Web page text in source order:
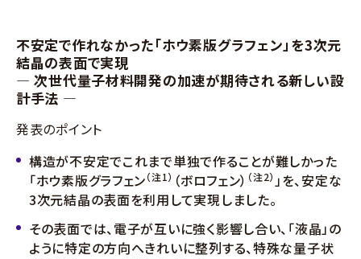
ニュース アクセス
お問い合わせ
English
不安定で作れなかった「ホウ素版グラフェン」を3次元
結晶の表面で実現
― 次世代量子材料開発の加速が期待される新しい設
計手法 ―
発表のポイント
構造が不安定でこれまで単独で作ることが難しかった
「ホウ素版グラフェン（注1） （ボロフェン） （注2）」を、安定な
3次元結晶の表面を利用して実現しました。
その表面では、電子が互いに強く影響し合い、「液晶」の
ように特定の方向へきれいに整列する、特殊な量子状